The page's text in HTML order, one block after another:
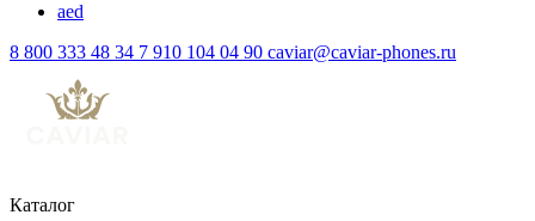
aed
8 800 333 48 34 7 910 104 04 90 caviar@caviar-phones.ru
Каталог